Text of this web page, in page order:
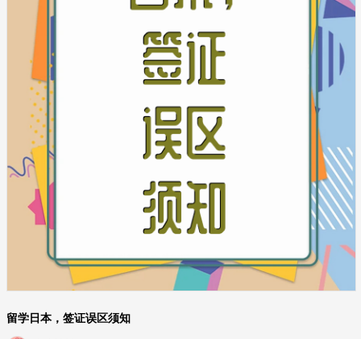
留学日本，签证误区须知